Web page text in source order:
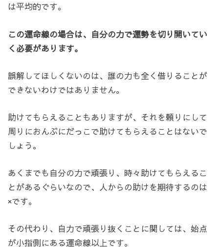
は平均的です。
この運命線の場合は、自分の力で運勢を切り開いてい
く必要があります。
誤解してほしくないのは、誰の力も全く借りることが
できないわけではありません。
助けてもらえることもありますが、それを頼りにして
周りにおんぶにだっこで助けてもらえることはないで
しょう。
あくまでも自分の力で頑張り、時々助けてもらえるこ
とがあるぐらいなので、人からの助けを期待するのは
×です。
その代わり、自力で頑張り抜くことに関しては、始点
が小指側にある運命線以上です。